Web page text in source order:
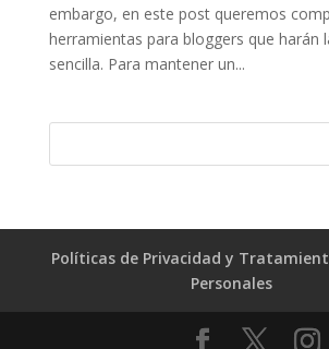
embargo, en este post queremos
herramientas para bloggers que harán
sencilla. Para mantener un...
Políticas de Privacidad y
Personales